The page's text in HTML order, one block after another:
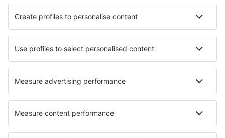
Cazare în Tocoa Cazare în Agiassos
Cazare în Cordon Cazare în Lokve Cazare în Dadeville
Cazare Fraccia Cazare în Kematen in Tirol
Cele mai bune locuri de cazare - regiuni
Cazare on Baltic Sea Coast Cazare in Renania-Palatinat